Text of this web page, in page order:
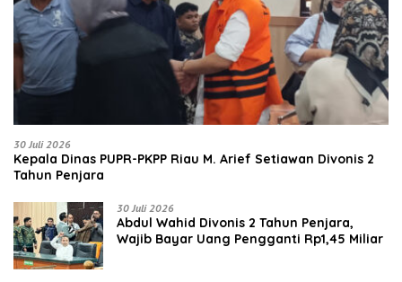
30 Juli 2026
Kepala Dinas PUPR-PKPP Riau M. Arief Setiawan Divonis 2
Tahun Penjara
30 Juli 2026
‎‎Abdul Wahid Divonis 2 Tahun Penjara,
Wajib Bayar Uang Pengganti Rp1,45 Miliar